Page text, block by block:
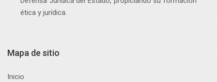
ética y jurídica.
Mapa de sitio
Inicio